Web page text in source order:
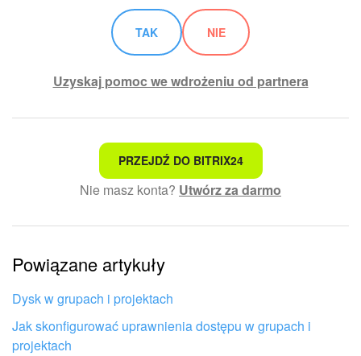
TAK NIE
Uzyskaj pomoc we wdrożeniu od partnera
To nie jest to, czego szukam
Skomplikowany i niezrozumiały tekst
Informacje są nieaktualne
Artykuł jest za krótki. Potrzebuję więcej informacji
Nie podoba mi się sposób działania tego narzędzia
PRZEJDŹ DO BITRIX24
Nie masz konta? Utwórz za darmo
Powiązane artykuły
Dysk w grupach i projektach
Jak skonfigurować uprawnienia dostępu w grupach i
projektach